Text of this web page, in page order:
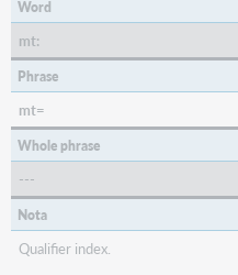
Word
mt:
Phrase
mt=
Whole phrase
---
Nota
Qualifier index.